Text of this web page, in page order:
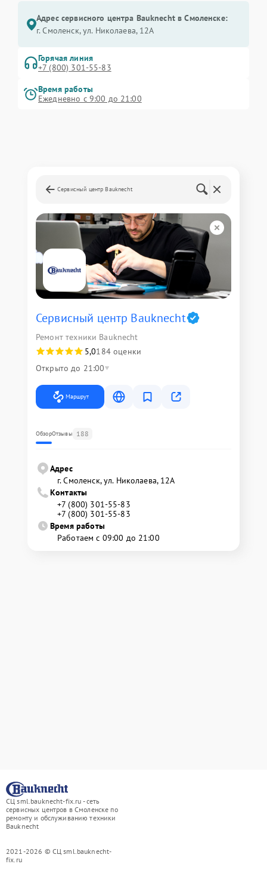
Адрес сервисного центра Bauknecht в Смоленске:
г. Смоленск, ул. Николаева, 12А
Горячая линия
+7 (800) 301-55-83
Время работы
Ежедневно с 9:00 до 21:00
Сервисный центр Bauknecht
Сервисный центр Bauknecht
Ремонт техники Bauknecht
5,0184 оценки
Открыто до 21:00
Маршрут
ОбзорОтзывы 188
Адрес
г. Смоленск, ул. Николаева, 12А
Контакты
+7 (800) 301-55-83
+7 (800) 301-55-83
Время работы
Работаем с 09:00 до 21:00
СЦ sml.bauknecht-fix.ru - сеть
сервисных центров в Смоленске по
ремонту и обслуживанию техники
Bauknecht
2021-2026 © СЦ sml.bauknecht-
fix.ru